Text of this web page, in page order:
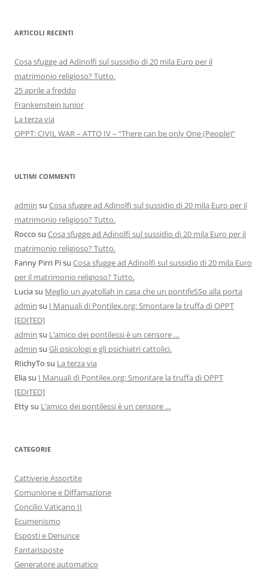
ARTICOLI RECENTI
Cosa sfugge ad Adinolfi sul sussidio di 20 mila Euro per il
matrimonio religioso? Tutto.
25 aprile a freddo
Frankenstein Junior
La terza via
OPPT: CIVIL WAR – ATTO IV – “There can be only One (People)”
ULTIMI COMMENTI
admin su Cosa sfugge ad Adinolfi sul sussidio di 20 mila Euro per il
matrimonio religioso? Tutto.
Rocco su Cosa sfugge ad Adinolfi sul sussidio di 20 mila Euro per il
matrimonio religioso? Tutto.
Fanny Pirri Pisu Cosa sfugge ad Adinolfi sul sussidio di 20 mila Euro
per il matrimonio religioso? Tutto.
Luciasu Meglio un ayatollah in casa che un pontifeSSo alla porta
admin su I Manuali di Pontilex.org: Smontare la truffa di OPPT
[EDITED]
admin su L’amico dei pontilessi è un censore …
admin su Gli psicologi e gli psichiatri cattolici.
RIichyTo su La terza via
Eliasu I Manuali di Pontilex.org: Smontare la truffa di OPPT
[EDITED]
Ettysu L’amico dei pontilessi è un censore …
CATEGORIE
Cattiverie Assortite
Comunione e Diffamazione
Concilio Vaticano II
Ecumenismo
Esposti e Denunce
Fantarisposte
Generatore automatico